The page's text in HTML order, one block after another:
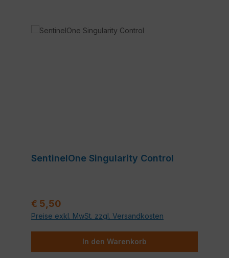
SentinelOne Singularity Control
Regulärer Preis:
€ 5,50
Preise exkl. MwSt. zzgl. Versandkosten
In den Warenkorb